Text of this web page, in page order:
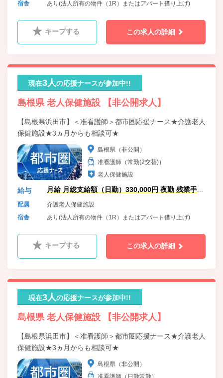
宿舎
あり(法人所有の物件（1R）またはアパート借り上げ)
キープする この求人の詳細
現在3人の応援ナースが参加中!!
島根県 老人保健施設 【非公開求人】
【島根県浜田市】＜准看護師＞都市圏応援ナース★介護老人
保健施設★3ヵ月からも相談可★
島根県（非公開）
准看護師（常勤(2交替)）
老人保健施設
給与
月給 月総支給額（日勤）330,000円 夜勤 残業手当
加算
配属
介護老人保健施設
宿舎
あり(法人所有の物件（1R）またはアパート借り上げ)
キープする この求人の詳細
現在3人の応援ナースが参加中!!
島根県 老人保健施設 【非公開求人】
【島根県浜田市】＜准看護師＞都市圏応援ナース★介護老人
保健施設★3ヵ月からも相談可★
島根県（非公開）
准看護師（日勤常勤）